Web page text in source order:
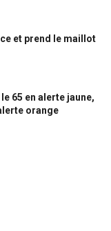
et prend le maillot
65 en alerte jaune,
orange